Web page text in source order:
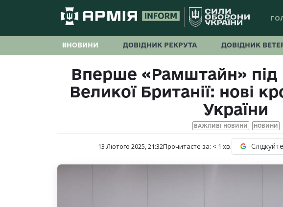
#НОВИНИ ДОВІДНИК РЕКРУТА ДОВІДНИК
Вперше «Рамштайн» під
Великої Британії: нові
України
ВАЖЛИВІ НОВИНИ НОВИНИ
13 Лютого 2025, 21:32Прочитаєте за: < 1 хв.